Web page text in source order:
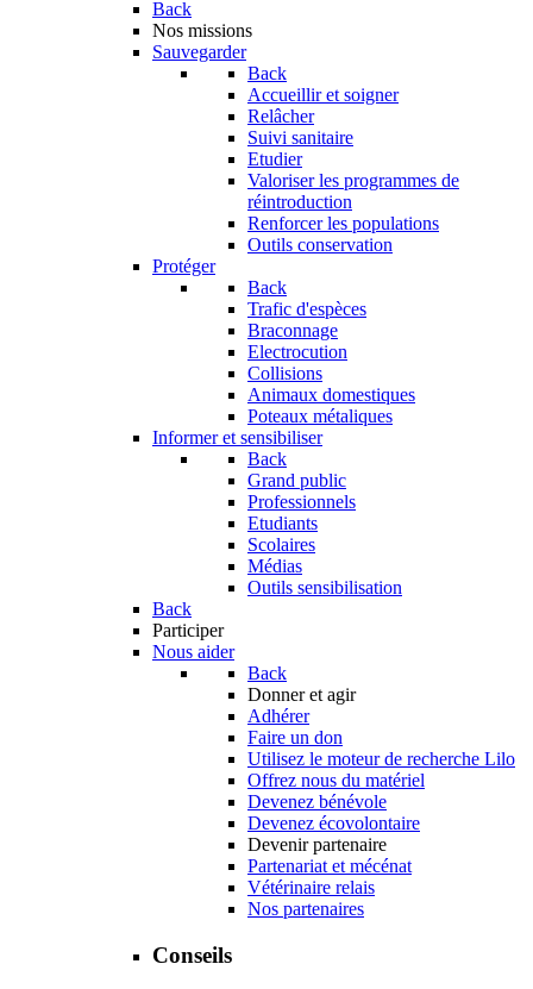
Back
Nos missions
Sauvegarder
Back
Accueillir et soigner
Relâcher
Suivi sanitaire
Etudier
Valoriser les programmes de
réintroduction
Renforcer les populations
Outils conservation
Protéger
Back
Trafic d'espèces
Braconnage
Electrocution
Collisions
Animaux domestiques
Poteaux métaliques
Informer et sensibiliser
Back
Grand public
Professionnels
Etudiants
Scolaires
Médias
Outils sensibilisation
Back
Participer
Nous aider
Back
Donner et agir
Adhérer
Faire un don
Utilisez le moteur de recherche Lilo
Offrez nous du matériel
Devenez bénévole
Devenez écovolontaire
Devenir partenaire
Partenariat et mécénat
Vétérinaire relais
Nos partenaires
Conseils